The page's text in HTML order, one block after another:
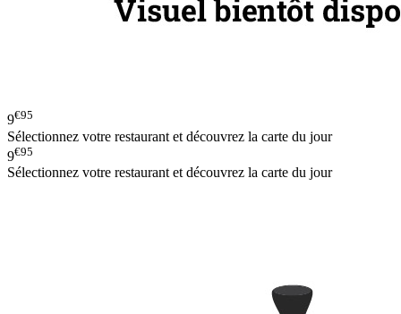
9€95
Sélectionnez votre restaurant et découvrez la carte du jour
9€95
Sélectionnez votre restaurant et découvrez la carte du jour